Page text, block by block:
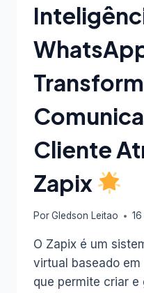
Cliente
Zapix
PorGledson Leitao
O Zapix é um
virtual baseado
que permite criar